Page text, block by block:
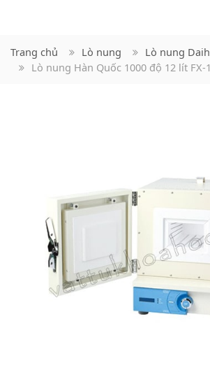
Trang chủ Lò nung
Lò nung
Lò nung Hàn Quốc 1000 độ 12 lít FX-